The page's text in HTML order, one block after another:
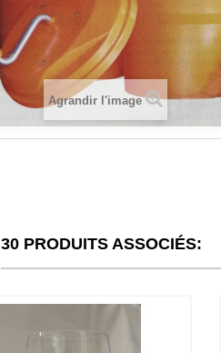
Agrandir l'image
30 PRODUITS ASSOCIÉS: